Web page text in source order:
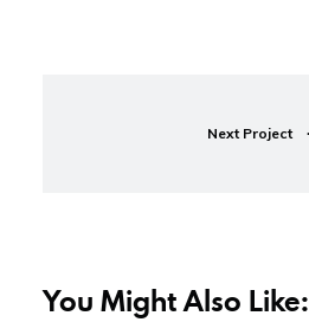
Next Project
You Might Also Like: